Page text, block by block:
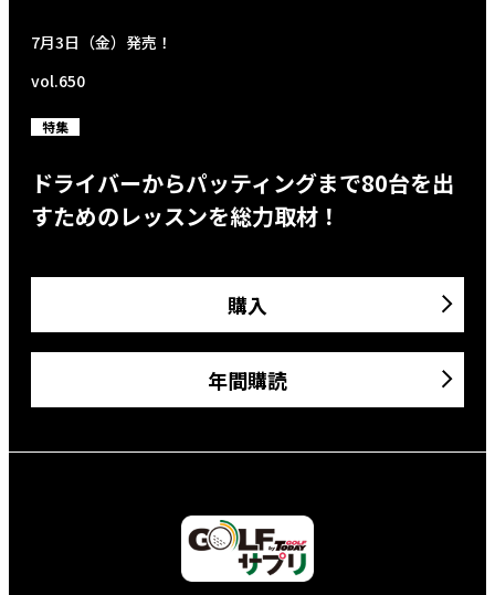
7月3日（金）発売！
vol.650
特集
ドライバーからパッティングまで80台を出
すためのレッスンを総力取材！
購入
年間購読